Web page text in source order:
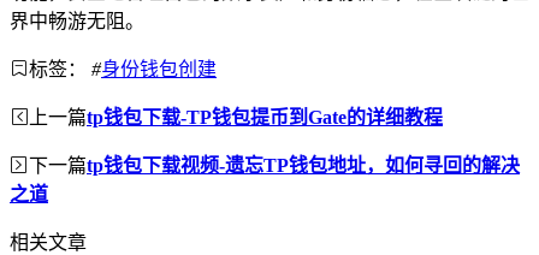
界中畅游无阻。
标签： #身份钱包创建
上一篇tp钱包下载-TP钱包提币到Gate的详细教程
下一篇tp钱包下载视频-遗忘TP钱包地址，如何寻回的解决
之道
相关文章